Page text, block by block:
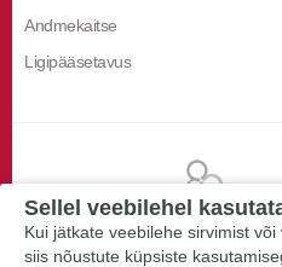
Andmekaitse
Ligipääsetavus
Sellel veebilehel
Kui jätkate veebilehe sirvimist või
siis nõustute küpsiste